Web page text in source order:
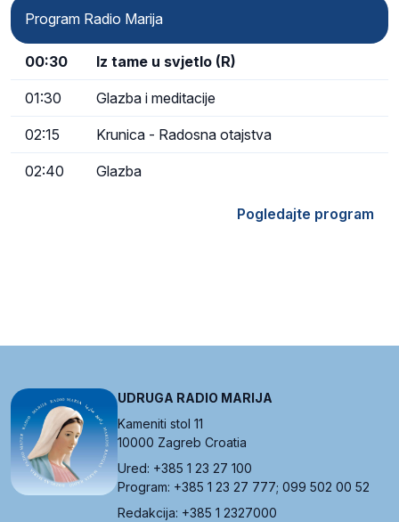
Program Radio Marija
00:30 Iz tame u svjetlo (R)
01:30 Glazba i meditacije
02:15 Krunica - Radosna otajstva
02:40 Glazba
Pogledajte program
UDRUGA RADIO MARIJA
Kameniti stol 11
10000 Zagreb Croatia
Ured: +385 1 23 27 100
Program: +385 1 23 27 777; 099 502 00 52
Redakcija: +385 1 2327000